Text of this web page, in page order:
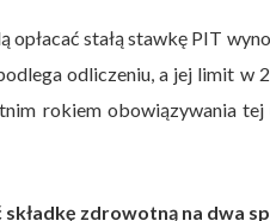
stałą stawkę PIT
odliczeniu, a jej limit w
rokiem obowiązywania tej
zdrowotną na dwa